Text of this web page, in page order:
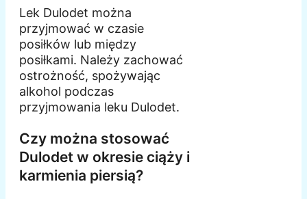
Lek Dulodet można
przyjmować w czasie
posiłków lub między
posiłkami. Należy zachować
ostrożność, spożywając
alkohol podczas
przyjmowania leku Dulodet.
Czy można stosować
Dulodet w okresie ciąży i
karmienia piersią?